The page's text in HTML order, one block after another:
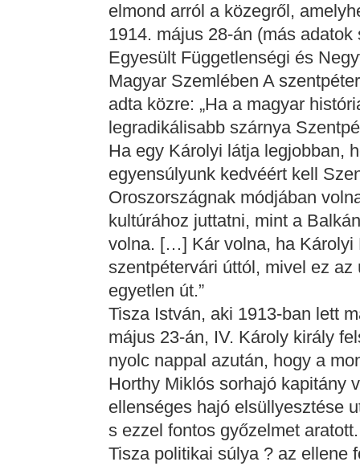
elmond arról a közegről,
1914. május 28-án (más
Egyesült Függetlenségi és
Magyar Szemlében A
adta közre: „Ha a magyar
legradikálisabb szárnya
Ha egy Károlyi látja legjobban,
egyensúlyunk kedvéért kell
Oroszországnak módjában
kultúrához juttatni, mint a
volna. […] Kár volna, ha Károlyi
szentpétervári úttól, mivel ez
egyetlen út.”
Tisza István, aki 1913-ban lett
május 23-án, IV. Károly király
nyolc nappal azután, hogy a
Horthy Miklós sorhajó kapitány
ellenséges hajó elsüllyesztése
s ezzel fontos győzelmet aratott.
Tisza politikai súlya ? az ellene